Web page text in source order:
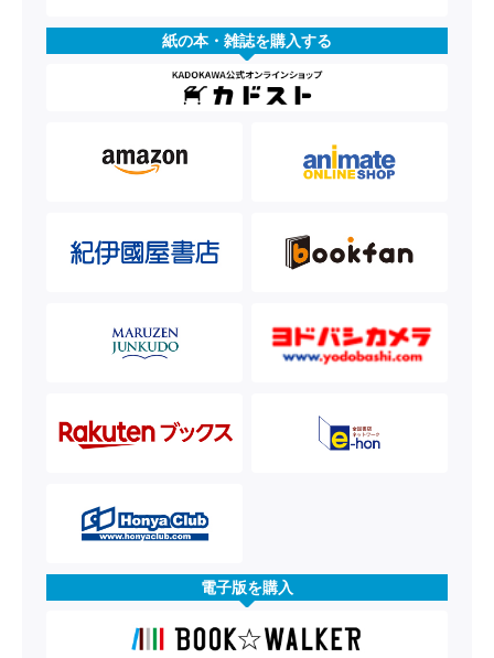
紙の本・雑誌を購入する
電子版を購入